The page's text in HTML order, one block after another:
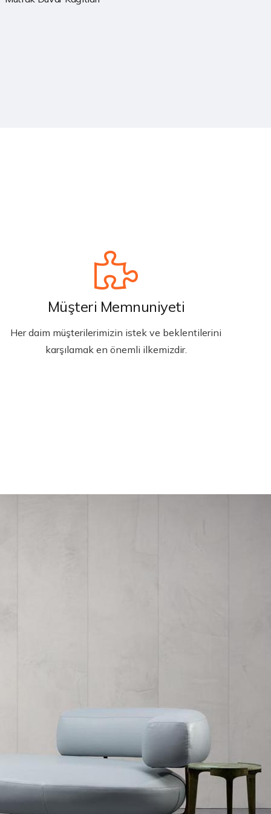
Müşteri Memnuniyeti
Her daim müşterilerimizin istek ve beklentilerini
karşılamak en önemli ilkemizdir.